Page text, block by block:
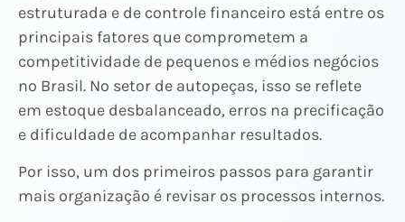
estruturada e de controle financeiro está entre os
principais fatores que comprometem a
competitividade de pequenos e médios negócios
no Brasil. No setor de autopeças, isso se reflete
em estoque desbalanceado, erros na precificação
e dificuldade de acompanhar resultados.
Por isso, um dos primeiros passos para garantir
mais organização é revisar os processos internos.